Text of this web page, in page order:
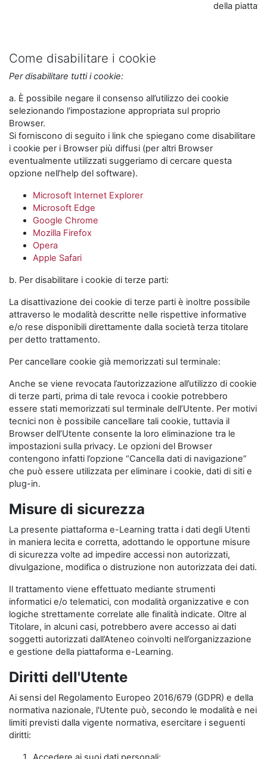
della
Come disabilitare i cookie
Per disabilitare tutti i cookie:
a. È possibile negare il consenso all’utilizzo dei cookie
selezionando l'impostazione appropriata sul proprio
Browser.
Si forniscono di seguito i link che spiegano come disabilitare
i cookie per i Browser più diffusi (per altri Browser
eventualmente utilizzati suggeriamo di cercare questa
opzione nell’help del software).
Microsoft Internet Explorer
Microsoft Edge
Google Chrome
Mozilla Firefox
Opera
Apple Safari
b. Per disabilitare i cookie di terze parti:
La disattivazione dei cookie di terze parti è inoltre possibile
attraverso le modalità descritte nelle rispettive informative
e/o rese disponibili direttamente dalla società terza titolare
per detto trattamento.
Per cancellare cookie già memorizzati sul terminale:
Anche se viene revocata l’autorizzazione all’utilizzo di cookie
di terze parti, prima di tale revoca i cookie potrebbero
essere stati memorizzati sul terminale dell’Utente. Per motivi
tecnici non è possibile cancellare tali cookie, tuttavia il
Browser dell’Utente consente la loro eliminazione tra le
impostazioni sulla privacy. Le opzioni del Browser
contengono infatti l’opzione “Cancella dati di navigazione”
che può essere utilizzata per eliminare i cookie, dati di siti e
plug-in.
Misure di sicurezza
La presente piattaforma e-Learning tratta i dati degli Utenti
in maniera lecita e corretta, adottando le opportune misure
di sicurezza volte ad impedire accessi non autorizzati,
divulgazione, modifica o distruzione non autorizzata dei dati.
Il trattamento viene effettuato mediante strumenti
informatici e/o telematici, con modalità organizzative e con
logiche strettamente correlate alle finalità indicate. Oltre al
Titolare, in alcuni casi, potrebbero avere accesso ai dati
soggetti autorizzati dall’Ateneo coinvolti nell’organizzazione
e gestione della piattaforma e-Learning.
Diritti dell'Utente
Ai sensi del Regolamento Europeo 2016/679 (GDPR) e della
normativa nazionale, l'Utente può, secondo le modalità e nei
limiti previsti dalla vigente normativa, esercitare i seguenti
diritti: